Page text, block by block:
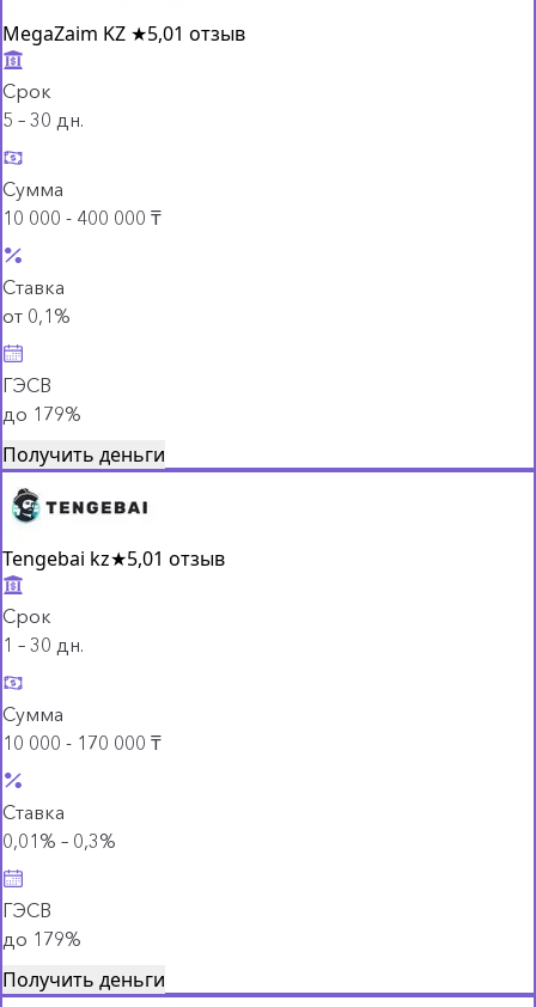
MegaZaim KZ ★5,01 отзыв
Срок
5 – 30 дн.
Сумма
10 000 - 400 000 ₸
Ставка
от 0,1%
ГЭСВ
до 179%
Получить деньги
Tengebai kz★5,01 отзыв
Срок
1 – 30 дн.
Сумма
10 000 - 170 000 ₸
Ставка
0,01% – 0,3%
ГЭСВ
до 179%
Получить деньги